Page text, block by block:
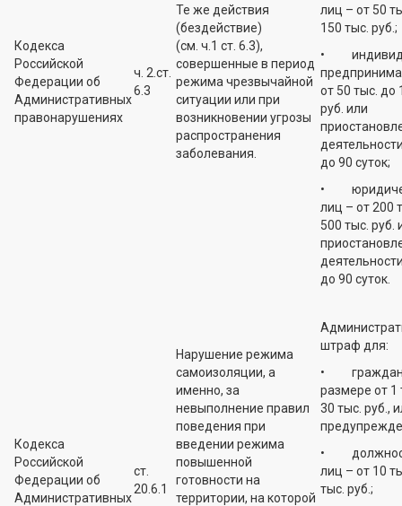
Кодекса
Российской
Федерации об
Административных
правонарушениях
ч. 2.ст.
6.3
Те же действия
(бездействие)
(см. ч.1 ст. 6.3),
совершенные в период
режима чрезвычайной
ситуации или при
возникновении угрозы
распространения
заболевания.
лиц – от 50
150 тыс. руб.;
•
от 50 тыс. до
руб. или
до 90 суток;
•
лиц – от 200
500 тыс. руб.
до 90 суток.
Кодекса
Российской
Федерации об
Административных
ст.
20.6.1
Нарушение режима
самоизоляции, а
именно, за
невыполнение правил
поведения при
введении режима
повышенной
готовности на
территории, на которой
штраф для:
• граждан
размере от 1
30 тыс. руб.,
•
лиц – от 10
тыс. руб.;